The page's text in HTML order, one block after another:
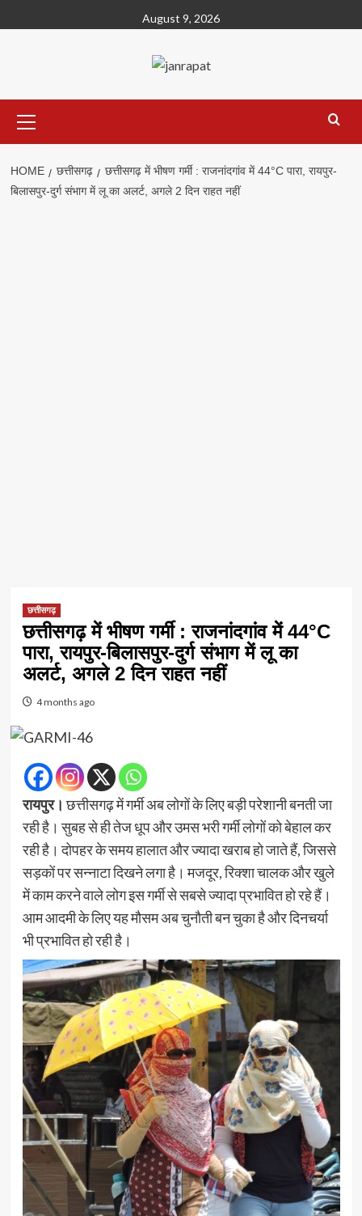
to
August 9, 2026
Menu
HOME छत्तीसगढ़
छत्तीसगढ़ में भीषण गर्मी : राजनांदगांव में 44°C पारा, रायपुर-
बिलासपुर-दुर्ग संभाग में लू का अलर्ट, अगले 2 दिन राहत नहीं
छत्तीसगढ़
छत्तीसगढ़ में भीषण गर्मी : राजनांदगांव में 44°C
पारा, रायपुर-बिलासपुर-दुर्ग संभाग में लू का
अलर्ट, अगले 2 दिन राहत नहीं
4 months ago
रायपुर। छत्तीसगढ़ में गर्मी अब लोगों के लिए बड़ी परेशानी बनती जा
रही है। सुबह से ही तेज धूप और उमस भरी गर्मी लोगों को बेहाल कर
रही है। दोपहर के समय हालात और ज्यादा खराब हो जाते हैं, जिससे
सड़कों पर सन्नाटा दिखने लगा है। मजदूर, रिक्शा चालक और खुले
में काम करने वाले लोग इस गर्मी से सबसे ज्यादा प्रभावित हो रहे हैं।
आम आदमी के लिए यह मौसम अब चुनौती बन चुका है और दिनचर्या
भी प्रभावित हो रही है।